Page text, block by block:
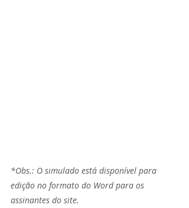
*Obs.: O simulado está disponível para
edição no formato do Word para os
assinantes do site.